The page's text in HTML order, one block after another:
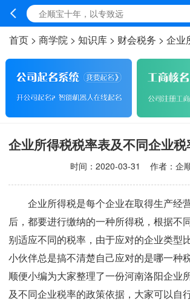
首页 > 商学院 > 知识库 > 财会税务 > 企业
企业所得税税率表及不同企业
时间： 2020-03-31 作者：企
企业所得税是每个企业在取得生产经
后，都要进行缴纳的一种所得税，根据不
别适应不同的税率，由于应对的企业类型
小伙伴总是搞不清楚自己应对的是哪一种
顺便小编为大家整理了一份河南洛阳企业
及不同企业税率的政策依据，大家可以自行